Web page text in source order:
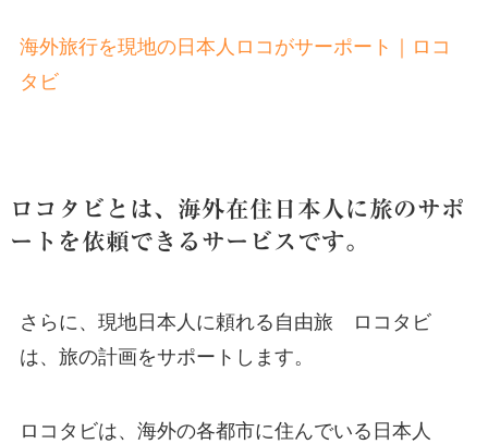
海外旅行を現地の日本人ロコがサーポート｜ロコ
タビ
ロコタビとは、海外在住日本人に旅のサポ
ートを依頼できるサービスです。
さらに、現地日本人に頼れる自由旅 ロコタビ
は、旅の計画をサポートします。
ロコタビは、海外の各都市に住んでいる日本人